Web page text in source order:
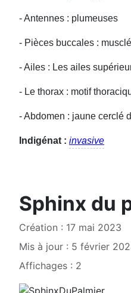
- Antennes : plumeuses
- Pièces buccales :
- Ailes : Les ailes
- Le thorax : motif
- Abdomen : jaune cerclé
Indigénat : invasive
Sphinx du
Création : 17 mai 2023
Mis à jour : 5 février
Affichages : 2